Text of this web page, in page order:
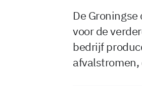
De
voor de
bedrijf